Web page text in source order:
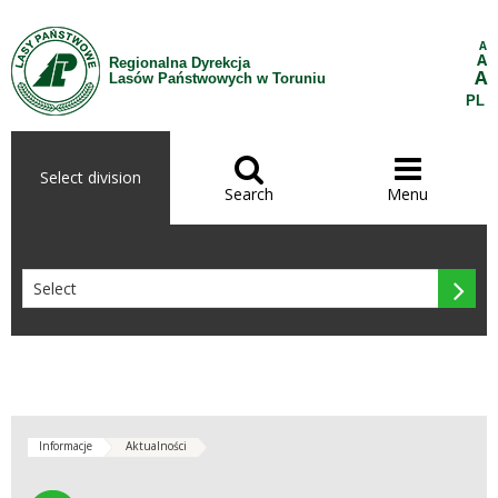
Skip to Content
Regionalna Dyrekcja
Lasów Państwowych w Toruniu
A
A
A
PL
Select division 
Search

Menu

Informacje Aktualności